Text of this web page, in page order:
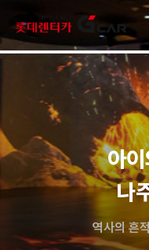
아
나
역사의 흔